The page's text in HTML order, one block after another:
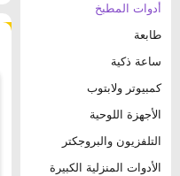
أدوات المطبخ
طابعة
ساعة ذكية
كمبيوتر ولابتوب
الأجهزة اللوحية
التلفزيون والبروجكتر
الأدوات المنزلية الكبيرة